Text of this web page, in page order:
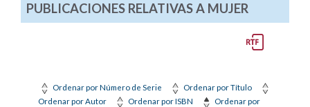
PUBLICACIONES RELATIVAS A MUJER
Ordenar por Número de Serie
Ordenar por Título
Ordenar por Autor
Ordenar por ISBN
Ordenar por